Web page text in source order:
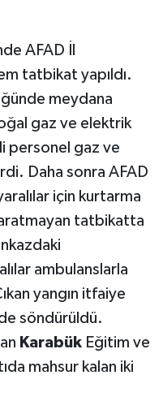
AFAD İl
tatbikat yapıldı.
meydana
gaz ve elektrik
personel gaz ve
Daha sonra AFAD
için kurtarma
aratmayan tatbikatta
ambulanslarla
yangın itfaiye
söndürüldü.
KarabükEğitim ve
mahsur kalan iki